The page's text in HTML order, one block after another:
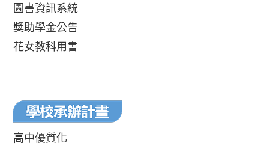
圖書資訊系統
獎助學金公告
花女教科用書
高中優質化